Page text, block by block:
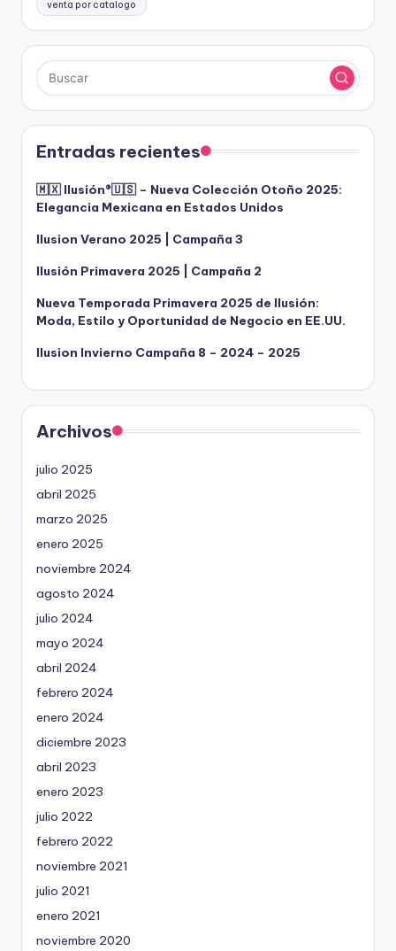
venta por catalogo
Entradas recientes
🇲🇽 Ilusión®️🇺🇸 – Nueva Colección Otoño 2025:
Elegancia Mexicana en Estados Unidos
Ilusion Verano 2025 | Campaña 3
Ilusión Primavera 2025 | Campaña 2
Nueva Temporada Primavera 2025 de Ilusión:
Moda, Estilo y Oportunidad de Negocio en EE.UU.
Ilusion Invierno Campaña 8 – 2024 – 2025
Archivos
julio 2025
abril 2025
marzo 2025
enero 2025
noviembre 2024
agosto 2024
julio 2024
mayo 2024
abril 2024
febrero 2024
enero 2024
diciembre 2023
abril 2023
enero 2023
julio 2022
febrero 2022
noviembre 2021
julio 2021
enero 2021
noviembre 2020